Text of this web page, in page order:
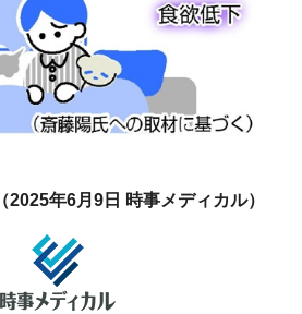
（2025年6月9日 時事メディカル）